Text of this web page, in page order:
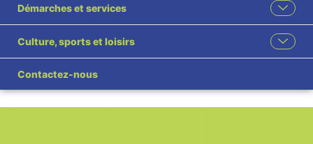
Démarches et services
Culture, sports et loisirs
Contactez-nous